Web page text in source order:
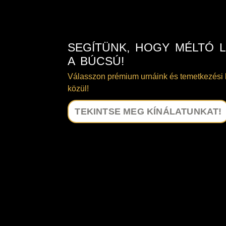
SEGÍTÜNK, HOGY MÉLTÓ
A BÚCSÚ!
Válasszon prémium urnáink és temetkezési
közül!
TEKINTSE MEG KÍNÁLATUNKAT!